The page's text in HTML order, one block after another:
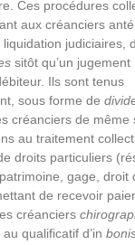
Ces procédures
aux créanciers
judiciaires,
sitôt qu’un jugement
Ils sont tenus
sous forme de
créanciers de même
au traitement
droits particuliers
gage, droit
de recevoir
créanciers
qualificatif d’in